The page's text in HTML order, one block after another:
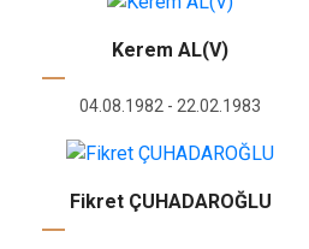
Kerem AL(V)
04.08.1982 - 22.02.1983
Fikret ÇUHADAROĞLU